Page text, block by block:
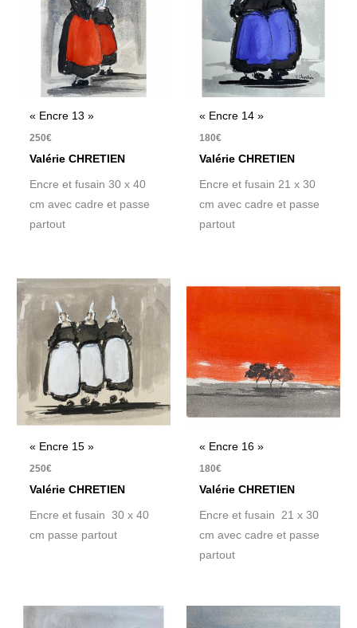
« Encre 13 »
250€
Valérie CHRETIEN
Encre et fusain 30 x 40
cm avec cadre et passe
partout
« Encre 14 »
180€
Valérie CHRETIEN
Encre et fusain 21 x 30
cm avec cadre et passe
partout
« Encre 15 »
250€
Valérie CHRETIEN
Encre et fusain 30 x 40
cm passe partout
« Encre 16 »
180€
Valérie CHRETIEN
Encre et fusain 21 x 30
cm avec cadre et passe
partout